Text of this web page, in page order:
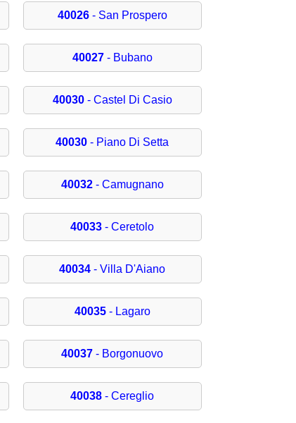
40026- San Prospero
40027- Bubano
40030- Castel Di Casio
40030 - Piano Di Setta
40032- Camugnano
40033 - Ceretolo
40034 - Villa D'Aiano
40035- Lagaro
40037 - Borgonuovo
40038 - Cereglio